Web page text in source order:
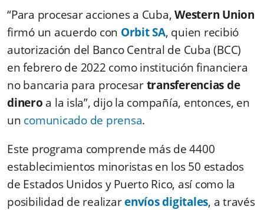
“Para procesar acciones a Cuba,Western Union
firmó un acuerdo con Orbit SA, quien recibió
autorización del Banco Central de Cuba (BCC)
en febrero de 2022 como institución financiera
no bancaria para procesartransferencias de
dinero a la isla”, dijo la compañía, entonces, en
un comunicado de prensa.
Este programa comprende más de 4400
establecimientos minoristas en los 50 estados
de Estados Unidos y Puerto Rico, así como la
posibilidad de realizarenvíos digitales, a través